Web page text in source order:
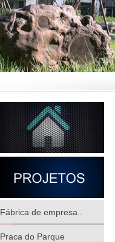
Fábrica de empresa..
Praca do Parque